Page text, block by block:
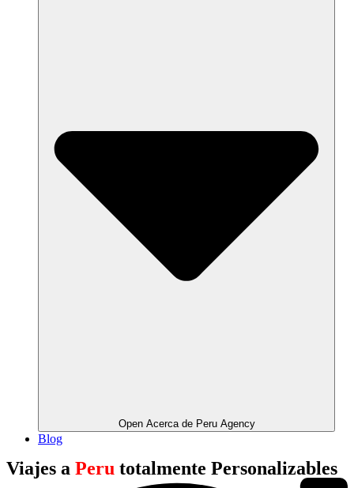
Open Acerca de Peru Agency
Blog
Viajes a Peru totalmente Personalizables